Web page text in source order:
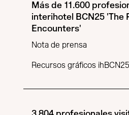
Más de 11.600
interihotel BCN25 'The
Encounters'
Nota de prensa
Recursos gráficos ihBCN25